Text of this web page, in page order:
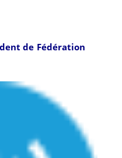
de Fédération